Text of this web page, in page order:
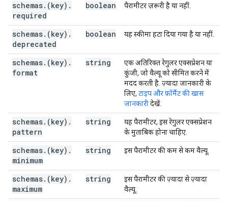
string
boolean
boolean
,
string
,
"properties":
(JsonSchema
},
"additionalProperties" : (JsonSchema
JsonSchema),
"annotations":
"required" : [
]
schemas. (key) .
required
boolean पैरामीटर ज़रूरी है या नहीं.
schemas. (key) .
deprecated
boolean यह स्कीमा हटा दिया गया है या नहीं.
schemas. (key) .
format
string
एक अतिरिक्त रेगुलर एक्सप्रेशन या
कुंजी, जो वैल्यू को सीमित करने में
मदद करती है. ज़्यादा जानकारी के
लिए, टाइप और फ़ॉर्मैट की खास
जानकारीदेखें.
schemas. (key) .
pattern
string
यह पैरामीटर, इस रेगुलर एक्सप्रेशन
के मुताबिक होना चाहिए.
schemas. (key) .
minimum
string इस पैरामीटर की कम से कम वैल्यू.
schemas. (key) .
maximum
string
इस पैरामीटर की ज़्यादा से ज़्यादा
वैल्यू.